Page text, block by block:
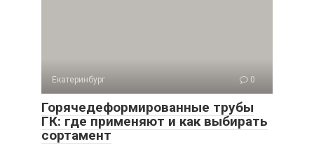
Екатеринбург 0
Горячедеформированные трубы
ГК: где применяют и как выбирать
сортамент